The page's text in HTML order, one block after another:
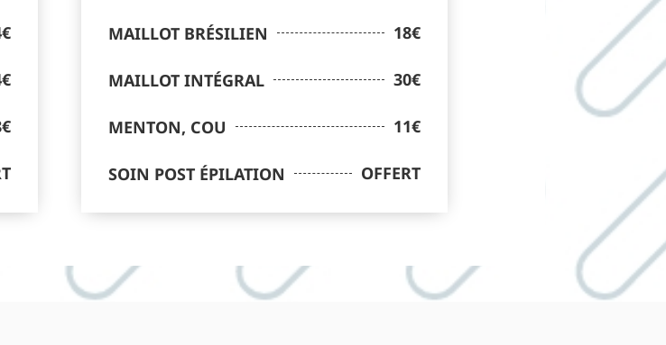
MAILLOT BRÉSILIEN 18€
MAILLOT INTÉGRAL 30€
MENTON, COU 11€
SOIN POST ÉPILATION OFFERT